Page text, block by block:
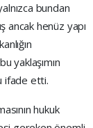
bundan
ancak henüz yapı
yaklaşımın
ifade etti.
hukuk